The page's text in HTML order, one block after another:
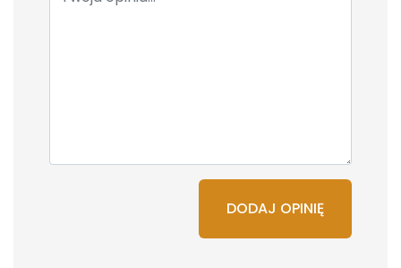
DODAJ OPINIĘ